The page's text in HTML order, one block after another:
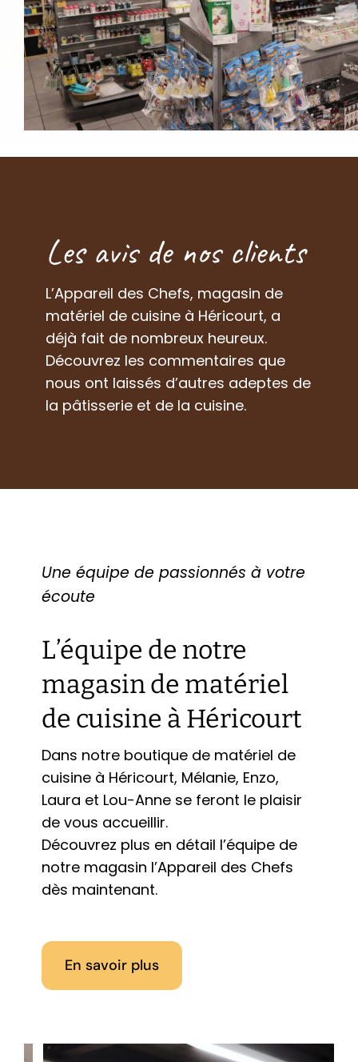
Les avis de nos clients
L’Appareil des Chefs, magasin de
matériel de cuisine à Héricourt, a
déjà fait de nombreux heureux.
Découvrez les commentaires que
nous ont laissés d’autres adeptes de
la pâtisserie et de la cuisine.
Une équipe de passionnés à votre
écoute
L’équipe de notre
magasin de matériel
de cuisine à Héricourt
Dans notre boutique de matériel de
cuisine à Héricourt, Mélanie, Enzo,
Laura et Lou-Anne se feront le plaisir
de vous accueillir.
Découvrez plus en détail l’équipe de
notre magasin l’Appareil des Chefs
dès maintenant.
En savoir plus